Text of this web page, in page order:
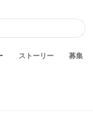
ストーリー 募集